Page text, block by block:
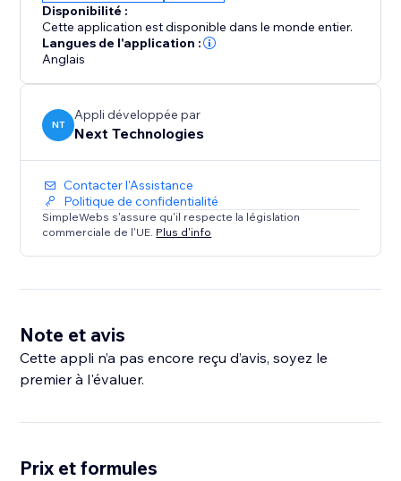
Disponibilité :
Cette application est disponible dans le monde entier.
Langues de l'application :
Anglais
NT
Appli développée par
Next Technologies
Contacter l'Assistance
Politique de confidentialité
SimpleWebs s'assure qu'il respecte la législation
commerciale de l'UE. Plus d'info
Note et avis
Cette appli n’a pas encore reçu d’avis, soyez le
premier à l'évaluer.
Prix et formules